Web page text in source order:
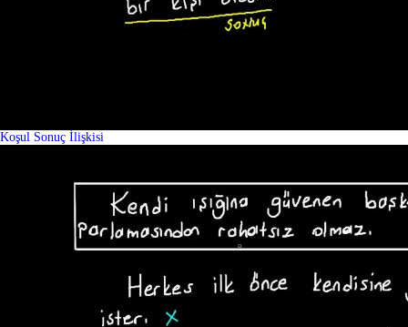
Koşul Sonuç İlişkisi